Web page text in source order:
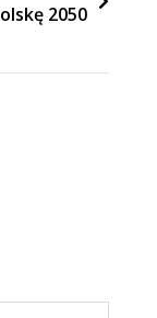
2050